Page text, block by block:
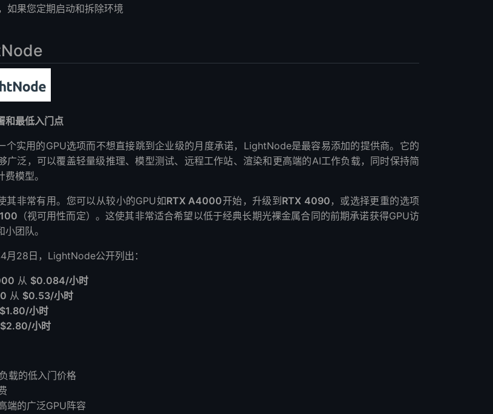
，如果您定期启动和拆除环境
和最低入门点
个实用的GPU选项而不想直接跳到企业级的月度承诺，LightNode是最容易添加的提供商。它的
广泛，可以覆盖轻量级推理、模型测试、远程工作站、渲染和更高端的AI工作负载，同时保持简
模型。
其非常有用。您可以从较小的GPU如RTX A4000开始，升级到 RTX 4090 ，或选择更重的选项
（视可用性而定）。这使其非常适合希望以低于经典长期光裸金属合同的前期承诺获得GPU访
团队。
月28日，LightNode公开列出：
从 $0.084/小时
从 $0.53/小时
$1.80/小时
$2.80/小时
载的低入门价格
端的广泛GPU阵容